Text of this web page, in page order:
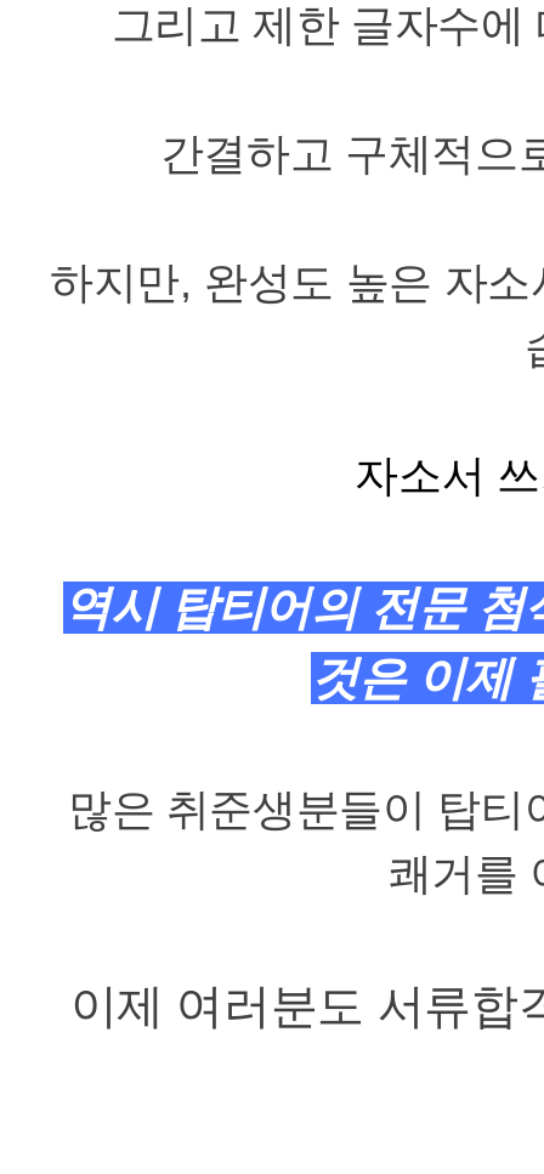
그리고 제한 글자수
간결하고 구체적으
하지만, 완성도 높은 자
자소서
역시 탑티어의 전문
것은 이제
많은 취준생분들이 탑
쾌거를
이제 여러분도 서류합